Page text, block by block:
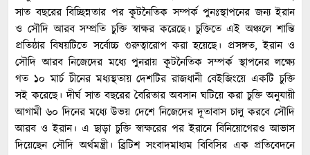
সাত বছরের বিচ্ছিন্নতার পর কূটনৈতিক সম্পর্ক পুনঃস্থাপনের জন্য ইরান
ও সৌদি আরব সম্প্রতি চুক্তি স্বাক্ষর করেছে। চুক্তিতে এই অঞ্চলে শান্তি
প্রতিষ্ঠার বিষয়টিতে সর্বোচ্চ গুরুত্বারোপ করা হয়েছে। প্রসঙ্গত, ইরান ও
সৌদি আরব নিজেদের মধ্যে পুনরায় কূটনৈতিক সম্পর্ক স্থাপনের লক্ষ্যে
গত ১০ মার্চ চীনের মধ্যস্থতায় দেশটির রাজধানী বেইজিংয়ে একটি চুক্তি
সই করেছে। দীর্ঘ সাত বছরের বৈরিতার অবসান ঘটিয়ে করা চুক্তি অনুযায়ী
আগামী ৬০ দিনের মধ্যে উভয় দেশে নিজেদের দূতাবাস চালু করবে সৌদি
আরব ও ইরান। এ ছাড়া চুক্তি স্বাক্ষরের পর ইরানে বিনিয়োগেরও আভাস
দিয়েছেন সৌদি অর্থমন্ত্রী। ব্রিটিশ সংবাদমাধ্যম বিবিসির এক প্রতিবেদনে